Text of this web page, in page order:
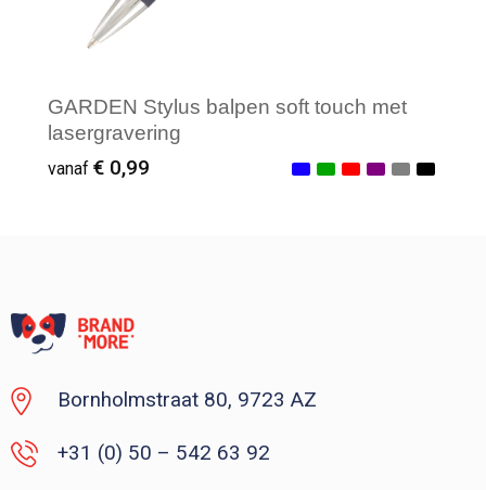
GARDEN Stylus balpen soft touch met
lasergravering
vanaf € 0,99
Bornholmstraat 80, 9723 AZ
+31 (0) 50 – 542 63 92